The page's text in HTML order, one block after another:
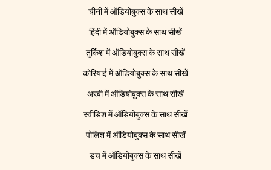
चीनी में ऑडियोबुक्स के साथ सीखें
हिंदी में ऑडियोबुक्स के साथ सीखें
तुर्किश में ऑडियोबुक्स के साथ सीखें
कोरियाई में ऑडियोबुक्स के साथ सीखें
अरबी में ऑडियोबुक्स के साथ सीखें
स्वीडिश में ऑडियोबुक्स के साथ सीखें
पोलिश में ऑडियोबुक्स के साथ सीखें
डच में ऑडियोबुक्स के साथ सीखें